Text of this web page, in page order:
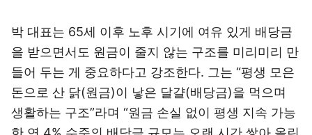
박 대표는 65세 이후 노후 시기에 여유 있게 배당금
을 받으면서도 원금이 줄지 않는 구조를 미리미리 만
들어 두는 게 중요하다고 강조한다. 그는 “평생 모은
돈으로 산 닭(원금)이 낳은 달걀(배당금)을 먹으며
생활하는 구조”라며 “원금 손실 없이 평생 지속 가능